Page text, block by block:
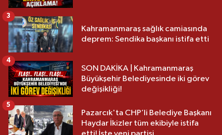
Kahramanmaraş sağlık camiasında
deprem: Sendika başkanı istifa etti
3
SON DAKİKA | Kahramanmaraş
Büyükşehir Belediyesinde iki görev
değişikliği!
4
Pazarcık'ta CHP’li Belediye Başkanı
Haydar İkizler tüm ekibiyle istifa
5